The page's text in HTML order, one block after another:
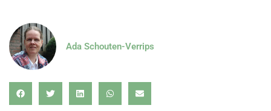
Ada Schouten-Verrips